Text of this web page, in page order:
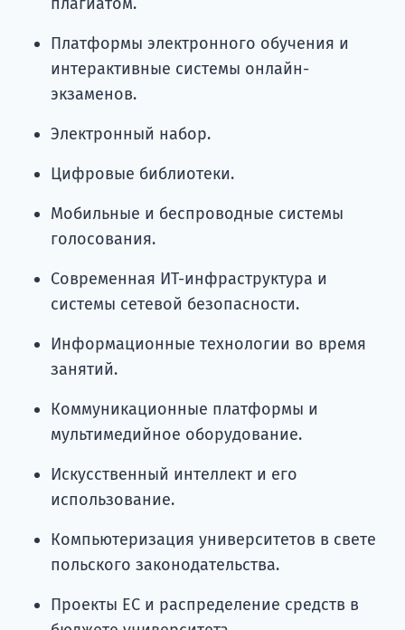
Платформы электронного обучения и
интерактивные системы онлайн-
экзаменов.
Электронный набор.
Цифровые библиотеки.
Мобильные и беспроводные системы
голосования.
Современная ИТ-инфраструктура и
системы сетевой безопасности.
Информационные технологии во время
занятий.
Коммуникационные платформы и
мультимедийное оборудование.
Искусственный интеллект и его
использование.
Компьютеризация университетов в свете
польского законодательства.
Проекты ЕС и распределение средств в